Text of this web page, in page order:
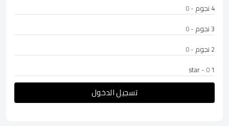
4 نجوم
- 0
3 نجوم
- 0
2 نجوم
- 0
1 star
- 0
تسجيل الدخول